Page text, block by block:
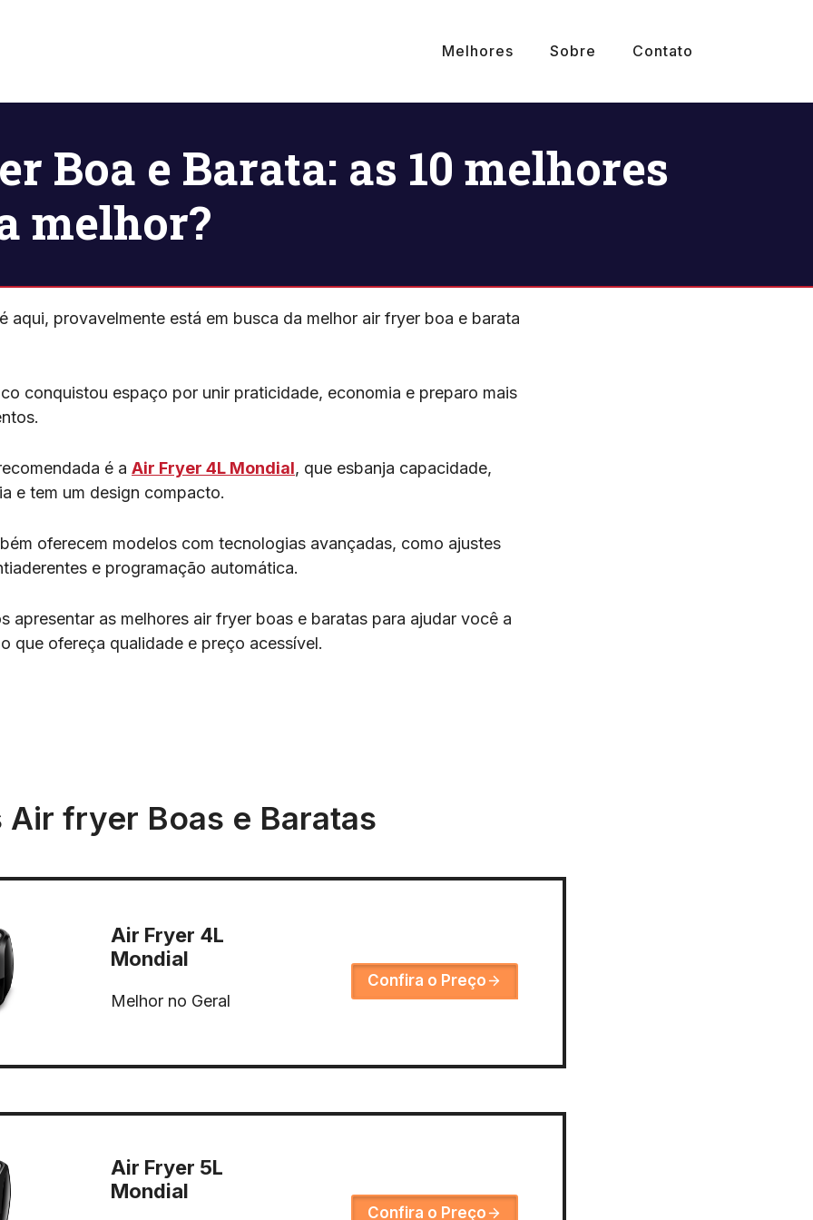
Melhores Sobre Contato
Boa e Barata: as 10 melhores
melhor?
aqui, provavelmente está em busca da melhor air fryer boa e barata
conquistou espaço por unir praticidade, economia e preparo mais
é a Air Fryer 4L Mondial, que esbanja capacidade,
e tem um design compacto.
oferecem modelos com tecnologias avançadas, como ajustes
e programação automática.
apresentar as melhores air fryer boas e baratas para ajudar você a
que ofereça qualidade e preço acessível.
fryer Boas e Baratas
Air Fryer 4L
Mondial
Melhor no Geral
Confira o Preço
Air Fryer 5L
Mondial
Confira o Preço